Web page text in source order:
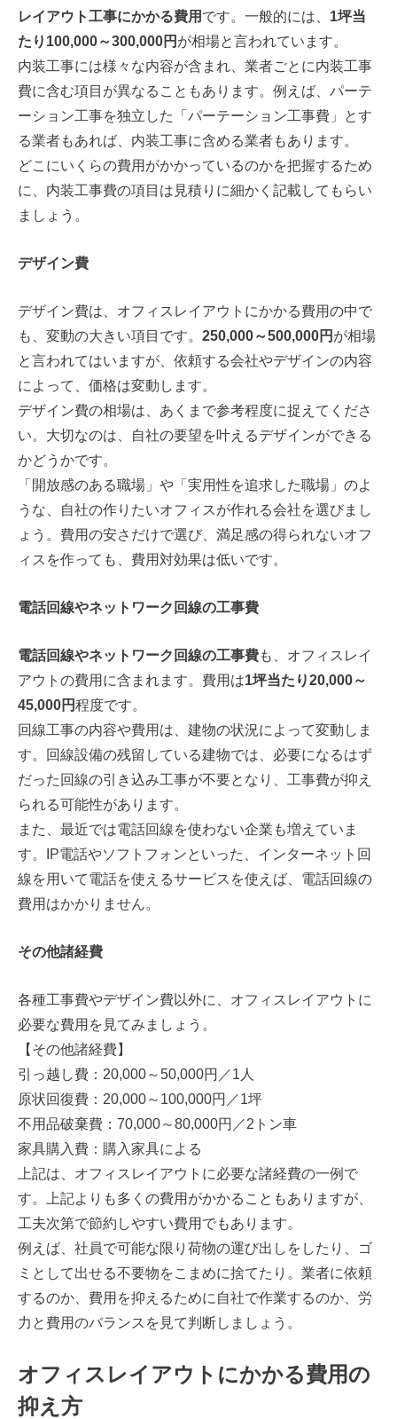
レイアウト工事にかかる費用 です。一般的には、 1坪当
たり100,000～300,000円 が相場と言われています。
内装工事には様々な内容が含まれ、業者ごとに内装工事
費に含む項目が異なることもあります。例えば、パーテ
ーション工事を独立した「パーテーション工事費」とす
る業者もあれば、内装工事に含める業者もあります。
どこにいくらの費用がかかっているのかを把握するため
に、内装工事費の項目は見積りに細かく記載してもらい
ましょう。
デザイン費
デザイン費は、オフィスレイアウトにかかる費用の中で
も、変動の大きい項目です。 250,000～500,000円 が相場
と言われてはいますが、依頼する会社やデザインの内容
によって、価格は変動します。
デザイン費の相場は、あくまで参考程度に捉えてくださ
い。大切なのは、自社の要望を叶えるデザインができる
かどうかです。
「開放感のある職場」や「実用性を追求した職場」のよ
うな、自社の作りたいオフィスが作れる会社を選びまし
ょう。費用の安さだけで選び、満足感の得られないオフ
ィスを作っても、費用対効果は低いです。
電話回線やネットワーク回線の工事費
電話回線やネットワーク回線の工事費も、オフィスレイ
アウトの費用に含まれます。費用は1坪当たり20,000～
45,000円程度です。
回線工事の内容や費用は、建物の状況によって変動しま
す。回線設備の残留している建物では、必要になるはず
だった回線の引き込み工事が不要となり、工事費が抑え
られる可能性があります。
また、最近では電話回線を使わない企業も増えていま
す。IP電話やソフトフォンといった、インターネット回
線を用いて電話を使えるサービスを使えば、電話回線の
費用はかかりません。
その他諸経費
各種工事費やデザイン費以外に、オフィスレイアウトに
必要な費用を見てみましょう。
【その他諸経費】
引っ越し費：20,000～50,000円／1人
原状回復費：20,000～100,000円／1坪
不用品破棄費：70,000～80,000円／2トン車
家具購入費：購入家具による
上記は、オフィスレイアウトに必要な諸経費の一例で
す。上記よりも多くの費用がかかることもありますが、
工夫次第で節約しやすい費用でもあります。
例えば、社員で可能な限り荷物の運び出しをしたり、ゴ
ミとして出せる不要物をこまめに捨てたり。業者に依頼
するのか、費用を抑えるために自社で作業するのか、労
力と費用のバランスを見て判断しましょう。
オフィスレイアウトにかかる費用の
抑え方